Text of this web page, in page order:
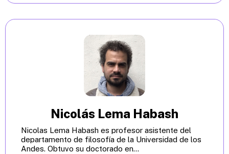
Nicolás Lema Habash
Nicolas Lema Habash es profesor asistente del
departamento de filosofía de la Universidad de los
Andes. Obtuvo su doctorado en...